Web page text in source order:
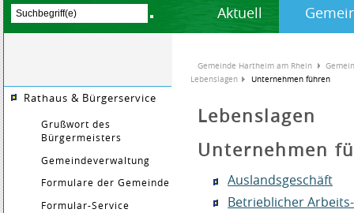
Aktuell
Rathaus & Bürgerservice
Grußwort des
Bürgermeisters
Gemeindeverwaltung
Formulare der Gemeinde
Formular-Service
Gemeinde Hartheim am Rhein
Lebenslagen
Unternehmen führen
Lebenslagen
Unternehmen
Auslandsgeschäft
Betrieblicher